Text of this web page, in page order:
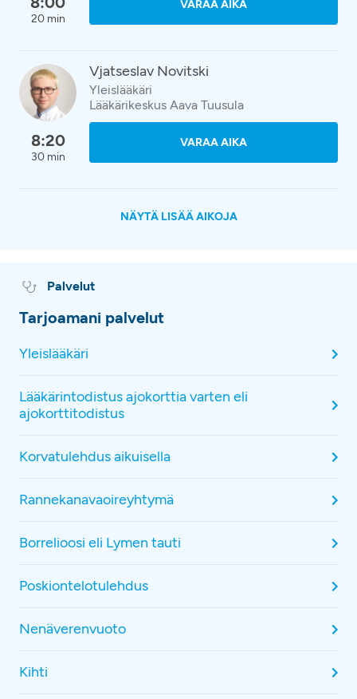
20 min
VARAA AIKA
8:20
30 min
Vjatseslav Novitski
Yleislääkäri
Lääkärikeskus Aava Tuusula
VARAA AIKA
NÄYTÄ LISÄÄ AIKOJA
Palvelut
Tarjoamani palvelut
Yleislääkäri
Lääkärintodistus ajokorttia varten eli
ajokorttitodistus
Korvatulehdus aikuisella
Rannekanavaoireyhtymä
Borrelioosi eli Lymen tauti
Poskiontelotulehdus
Nenäverenvuoto
Kihti